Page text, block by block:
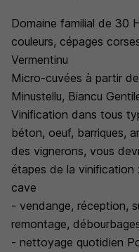
Domaine familial de 30
couleurs, cépages
Vermentinu
Micro-cuvées à partir
Minustellu, Biancu
Vinification dans tous
béton, oeuf, barriques,
des vignerons, vous
étapes de la
cave
- vendange, réception,
remontage,
- nettoyage quotidien